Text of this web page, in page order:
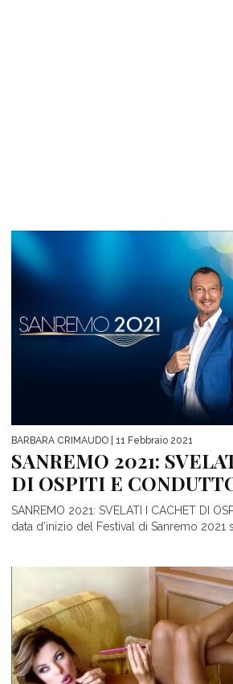
BARBARA CRIMAUDO | 11 Febbraio 2021
SANREMO 2021:
DI OSPITI E
SANREMO 2021: SVELATI I CACHET DI
data d’inizio del Festival di Sanremo 2021